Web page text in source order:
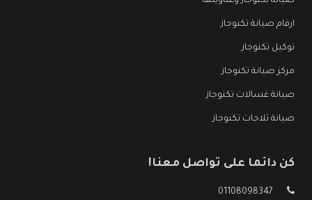
ارقام صيانة تكنوجاز
توكيل تكنوجاز
مركز صيانة تكنوجاز
صيانة غسالات تكنوجاز
صيانة ثلاجات تكنوجاز
كن دائما على تواصل معنا!
01108098347